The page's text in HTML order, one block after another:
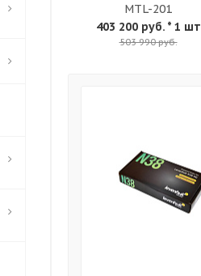
MTL-201
403 200 руб.* 1 шт
503 990 руб.